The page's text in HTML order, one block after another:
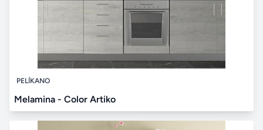
PELÍKANO
Melamina - Color Artiko